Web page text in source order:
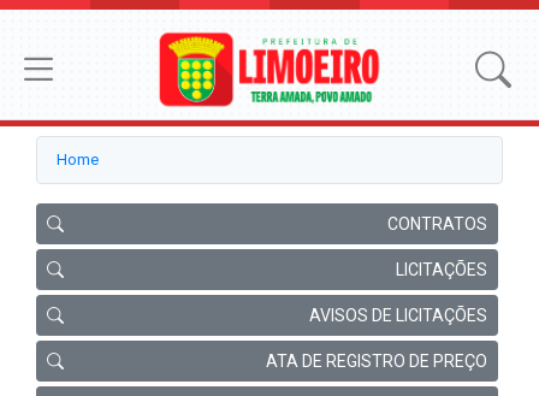
Home
CONTRATOS
LICITAÇÕES
AVISOS DE LICITAÇÕES
ATA DE REGISTRO DE PREÇO